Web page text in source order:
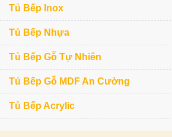
Tủ Bếp Inox
Tủ Bếp Nhựa
Tủ Bếp Gỗ Tự Nhiên
Tủ Bếp Gỗ MDF An Cường
Tủ Bếp Acrylic